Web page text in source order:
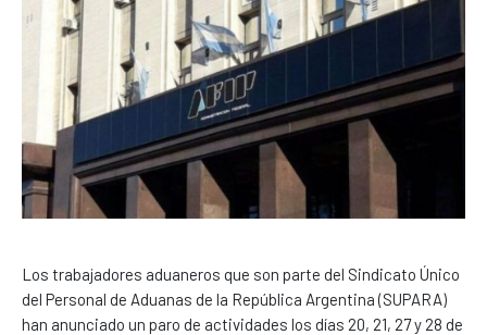
Los trabajadores aduaneros que son parte del Sindicato Único
del Personal de Aduanas de la República Argentina (SUPARA)
han anunciado un paro de actividades los días 20, 21, 27 y 28 de